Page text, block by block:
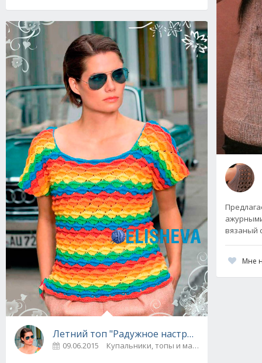
Летний топ "Радужное настроение"
09.06.2015 Купальники, топы и майки
вязаный
Мне